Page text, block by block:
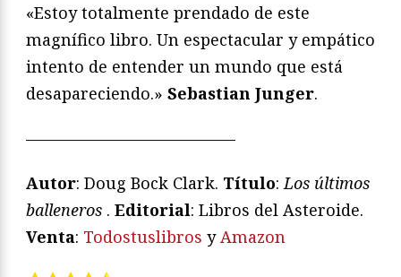
«Estoy totalmente prendado de este
magnífico libro. Un espectacular y empático
intento de entender un mundo que está
desapareciendo.» Sebastian Junger.
—————————————
Autor: Doug Bock Clark. Título:Los últimos
balleneros . Editorial: Libros del Asteroide.
Venta: Todostuslibros yAmazon